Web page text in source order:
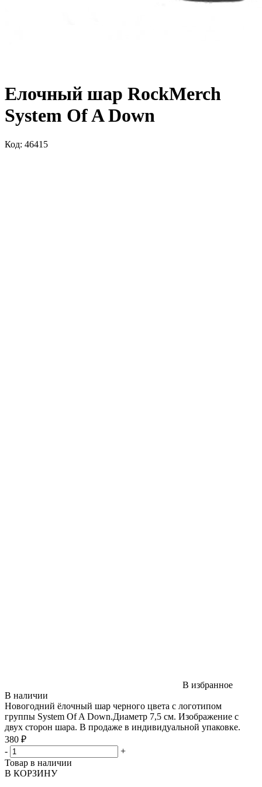
Елочный шар RockMerch
System Of A Down
Код: 46415
В избранное
В наличии
Новогодний ёлочный шар черного цвета с логотипом
группы System Of A Down.Диаметр 7,5 см. Изображение с
двух сторон шара. В продаже в индивидуальной упаковке.
380 ₽
-
+
Товар в наличии
В КОРЗИНУ